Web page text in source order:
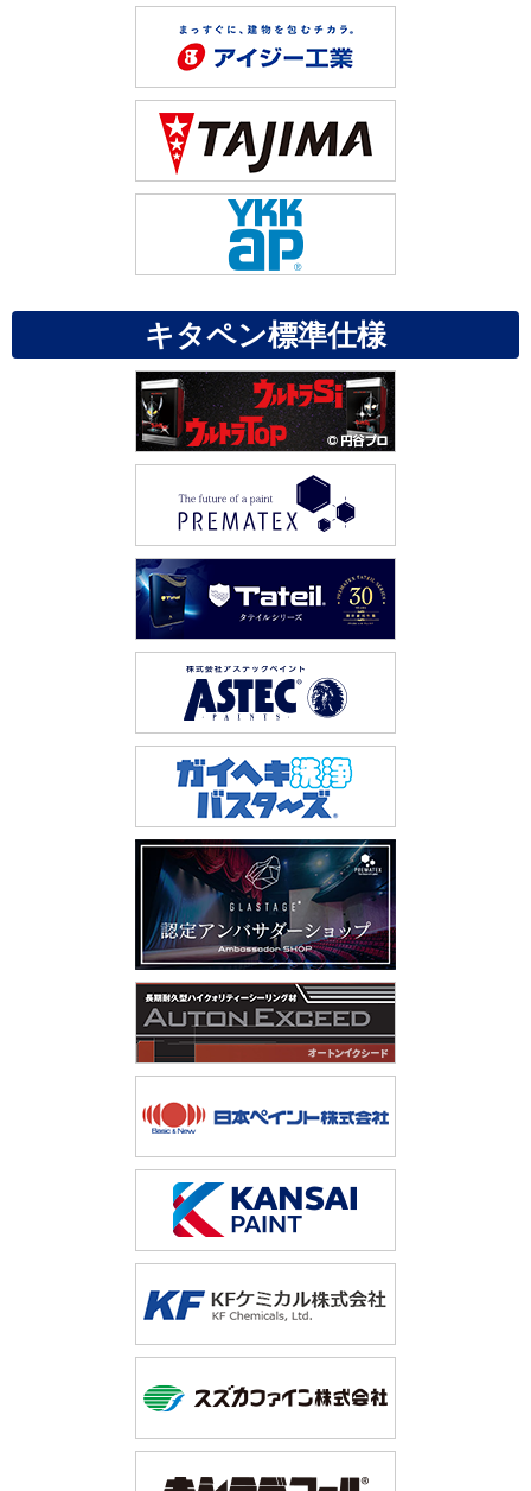
キタペン標準仕様